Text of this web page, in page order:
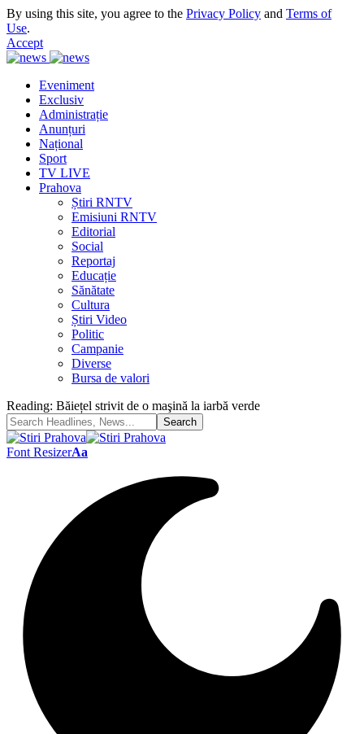
By using this site, you agree to the Privacy Policy and Terms of
Use.
Accept
Eveniment
Exclusiv
Administrație
Anunțuri
Național
Sport
TV LIVE
Prahova
Știri RNTV
Emisiuni RNTV
Editorial
Social
Reportaj
Educație
Sănătate
Cultura
Știri Video
Politic
Campanie
Diverse
Bursa de valori
Reading: Băiețel strivit de o maşină la iarbă verde
Font ResizerAa